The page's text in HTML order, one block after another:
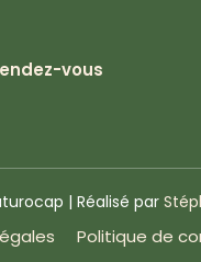
vous
| Réalisé par
Politique de